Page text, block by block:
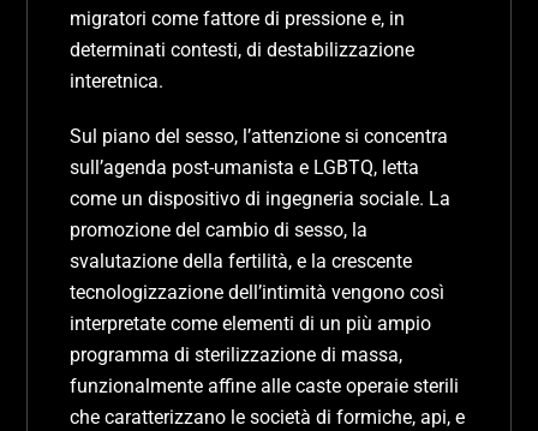
migratori come fattore di pressione e, in
determinati contesti, di destabilizzazione
interetnica.
Sul piano del sesso, l’attenzione si concentra
sull’agenda post-umanista e LGBTQ, letta
come un dispositivo di ingegneria sociale. La
promozione del cambio di sesso, la
svalutazione della fertilità, e la crescente
tecnologizzazione dell’intimità vengono così
interpretate come elementi di un più ampio
programma di sterilizzazione di massa,
funzionalmente affine alle caste operaie sterili
che caratterizzano le società di formiche, api, e